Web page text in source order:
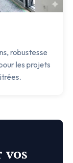
robustesse
les projets
vos